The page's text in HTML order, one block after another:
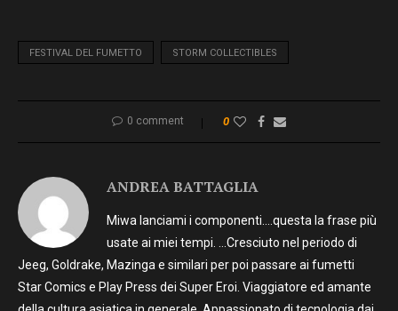
FESTIVAL DEL FUMETTO STORM COLLECTIBLES
0 comment 0
ANDREA BATTAGLIA
Miwa lanciami i componenti….questa la frase più
usate ai miei tempi. …Cresciuto nel periodo di
Jeeg, Goldrake, Mazinga e similari per poi passare ai fumetti
Star Comics e Play Press dei Super Eroi. Viaggiatore ed amante